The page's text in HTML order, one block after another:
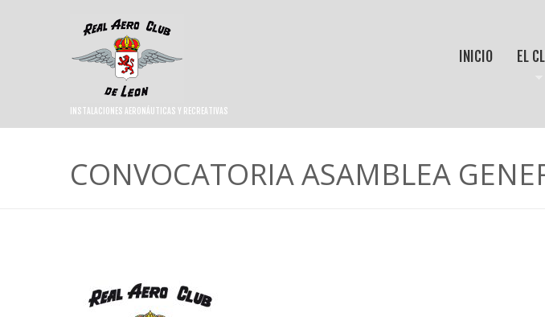
INSTALACIONES AERONÁUTICAS Y RECREATIVAS
INICIO EL
CONVOCATORIA ASAMBLEA